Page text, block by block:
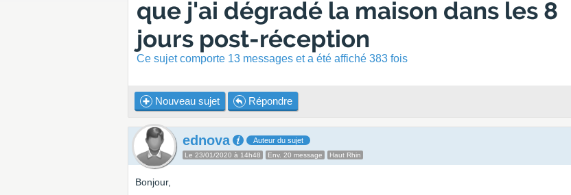
que j'ai dégradé la maison dans les 8
jours post-réception
Ce sujet comporte 13 messages et a été affiché 383 fois
Nouveau sujet Répondre
ednova Auteur du sujet
Le 23/01/2020 à 14h48 Env. 20 message Haut Rhin
Bonjour,